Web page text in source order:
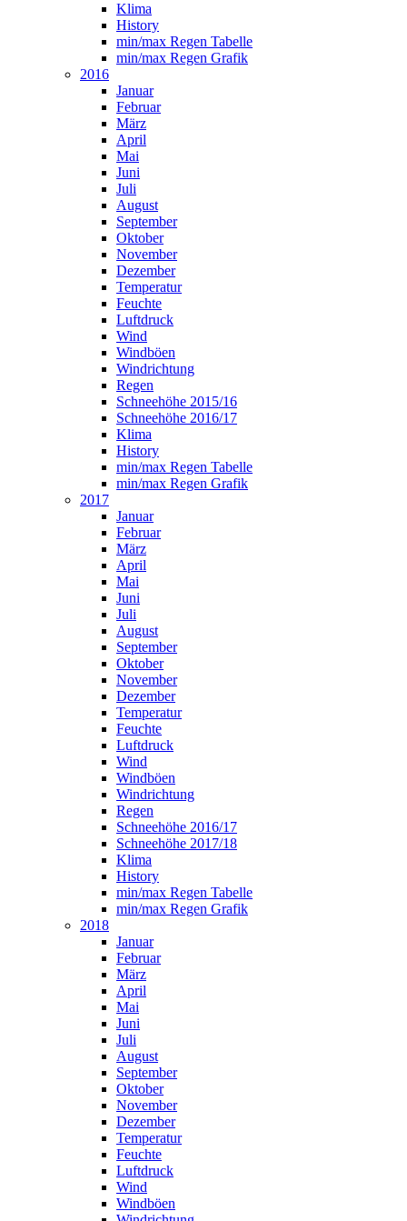
Klima
History
min/max Regen Tabelle
min/max Regen Grafik
2016
Januar
Februar
März
April
Mai
Juni
Juli
August
September
Oktober
November
Dezember
Temperatur
Feuchte
Luftdruck
Wind
Windböen
Windrichtung
Regen
Schneehöhe 2015/16
Schneehöhe 2016/17
Klima
History
min/max Regen Tabelle
min/max Regen Grafik
2017
Januar
Februar
März
April
Mai
Juni
Juli
August
September
Oktober
November
Dezember
Temperatur
Feuchte
Luftdruck
Wind
Windböen
Windrichtung
Regen
Schneehöhe 2016/17
Schneehöhe 2017/18
Klima
History
min/max Regen Tabelle
min/max Regen Grafik
2018
Januar
Februar
März
April
Mai
Juni
Juli
August
September
Oktober
November
Dezember
Temperatur
Feuchte
Luftdruck
Wind
Windböen